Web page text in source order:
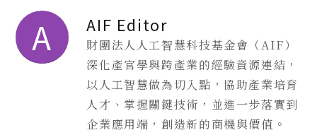
A AIF Editor
財團法人人工智慧科技基金會（AIF）
深化產官學與跨產業的經驗資源連結，
以人工智慧做為切入點，協助產業培育
人才、掌握關鍵技術，並進一步落實到
企業應用端，創造新的商機與價值。